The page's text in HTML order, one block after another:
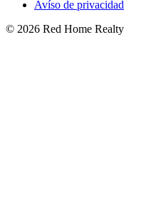
Avíso de privacidad
© 2026 Red Home Realty